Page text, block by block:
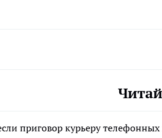
приговор курьеру